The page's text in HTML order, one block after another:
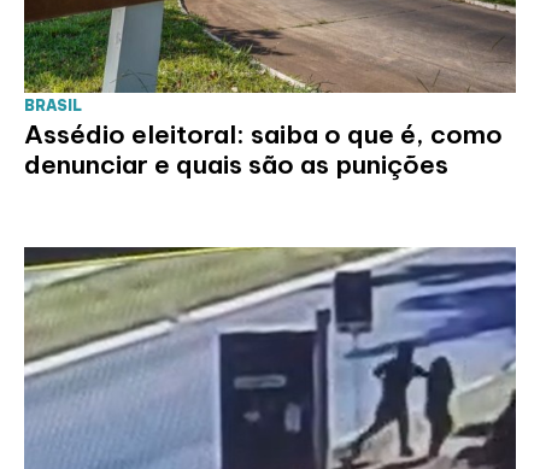
BRASIL
Assédio eleitoral: saiba o que é, como
denunciar e quais são as punições